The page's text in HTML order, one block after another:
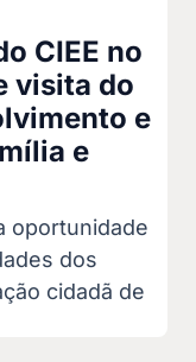
CIEE no
visita do
e
e
oportunidade
dos
cidadã de